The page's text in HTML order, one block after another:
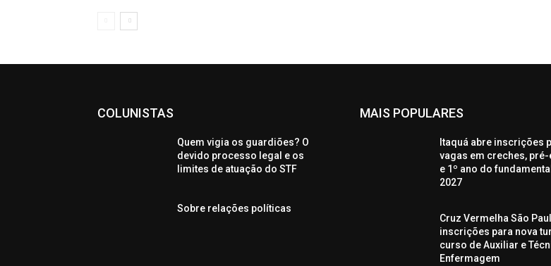
COLUNISTAS
Quem vigia os guardiões? O
devido processo legal e os
limites de atuação do STF
Sobre relações políticas
MAIS POPULARES
Itaquá abre inscrições
vagas em creches,
e 1º ano do
2027
Cruz Vermelha São
inscrições para nova
curso de Auxiliar e
Enfermagem